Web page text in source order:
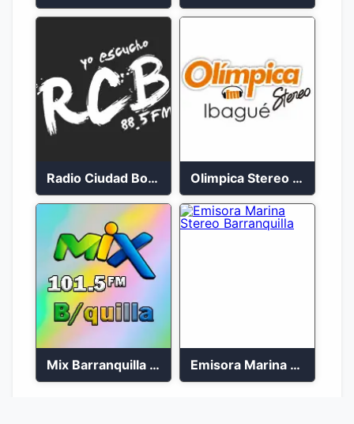
Radio Ciudad Bolívar 88.5 FM Olimpica Stereo Ibagué 94.3 FM
Mix Barranquilla en vivo 103.9 FM Emisora Marina Stereo Barranquilla